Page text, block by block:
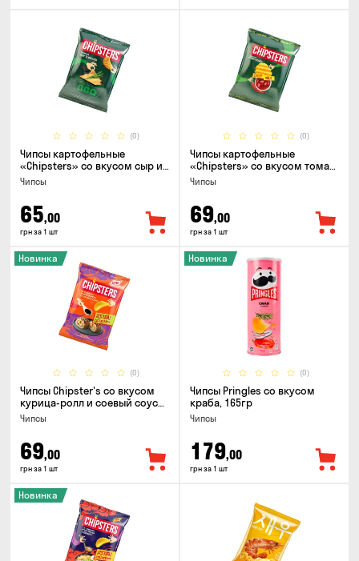
(0)
Чипсы картофельные
«Chipsters» со вкусом сыр и
лук, 95г
Чипсы
65,00
грн за 1 шт
(0)
Чипсы картофельные
«Chipsters» со вкусом томат
спайси, 95г
Чипсы
69,00
грн за 1 шт
(0)
Новинка
Чипсы Chipster's со вкусом
курица-ролл и соевый соус
90г
Чипсы
69,00
грн за 1 шт
(0)
Новинка
Чипсы Pringles со вкусом
краба, 165гр
Чипсы
179,00
грн за 1 шт
Новинка